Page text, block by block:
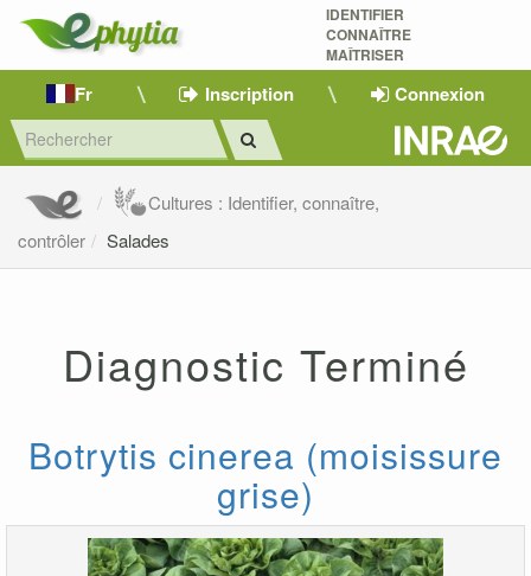
IDENTIFIER
CONNAÎTRE
MAÎTRISER
Fr Inscription Connexion
Cultures : Identifier, connaître,
contrôler
Salades
Diagnostic Terminé
Botrytis cinerea (moisissure
grise)